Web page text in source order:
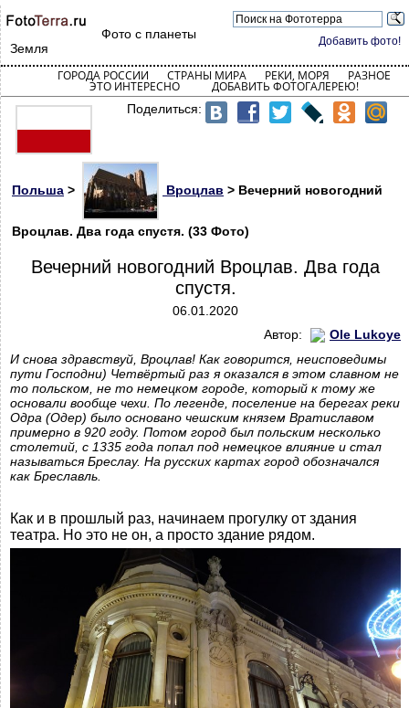
Добавить фото!
Фото с планеты
Земля
ГОРОДА РОССИИ СТРАНЫ МИРА РЕКИ, МОРЯ РАЗНОЕ
ЭТО ИНТЕРЕСНО ДОБАВИТЬ ФОТОГАЛЕРЕЮ!
Поделиться:
Польша > Вроцлав > Вечерний новогодний
Вроцлав. Два года спустя. (33 Фото)
Вечерний новогодний Вроцлав. Два года
спустя.
06.01.2020
Автор:
Ole Lukoye
И снова здравствуй, Вроцлав! Как говорится, неисповедимы
пути Господни) Четвёртый раз я оказался в этом славном не
то польском, не то немецком городе, который к тому же
основали вообще чехи. По легенде, поселение на берегах реки
Одра (Одер) было основано чешским князем Вратиславом
примерно в 920 году. Потом город был польским несколько
столетий, с 1335 года попал под немецкое влияние и стал
называться Бреслау. На русских картах город обозначался
как Бреславль.
Как и в прошлый раз, начинаем прогулку от здания
театра. Но это не он, а просто здание рядом.